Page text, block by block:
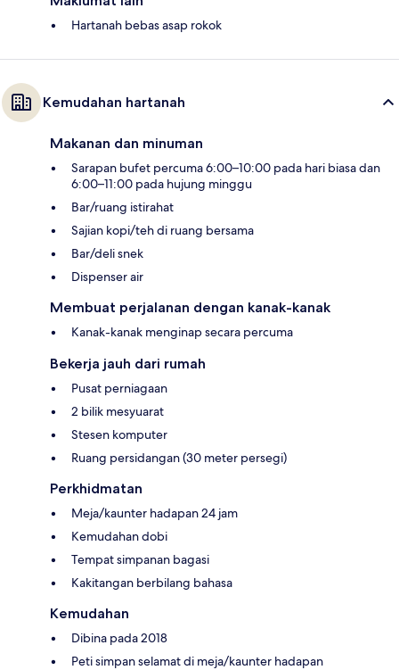
Hartanah bebas asap rokok
Kemudahan hartanah
Makanan dan minuman
Sarapan bufet percuma 6:00–10:00 pada hari biasa dan
6:00–11:00 pada hujung minggu
Bar/ruang istirahat
Sajian kopi/teh di ruang bersama
Bar/deli snek
Dispenser air
Membuat perjalanan dengan kanak-kanak
Kanak-kanak menginap secara percuma
Bekerja jauh dari rumah
Pusat perniagaan
2 bilik mesyuarat
Stesen komputer
Ruang persidangan (30 meter persegi)
Perkhidmatan
Meja/kaunter hadapan 24 jam
Kemudahan dobi
Tempat simpanan bagasi
Kakitangan berbilang bahasa
Kemudahan
Dibina pada 2018
Peti simpan selamat di meja/kaunter hadapan